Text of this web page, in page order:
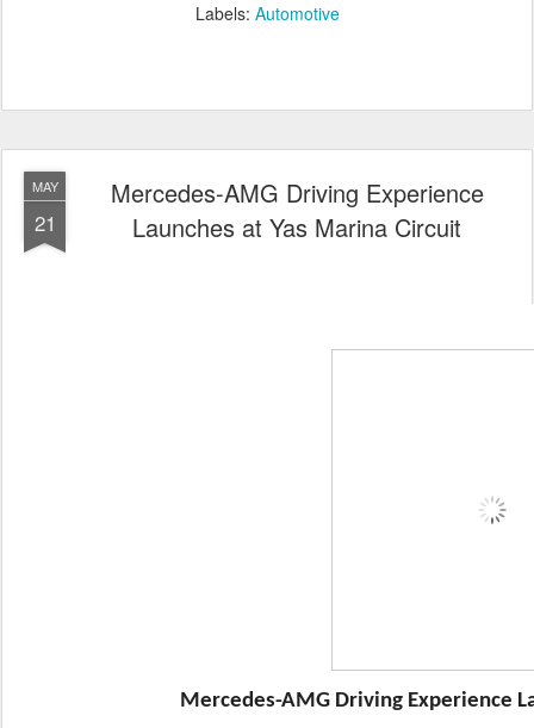
Labels: Automotive
MAY
21
Mercedes-AMG Driving Experience
Launches at Yas Marina Circuit
Mercedes-AMG Driving Experience